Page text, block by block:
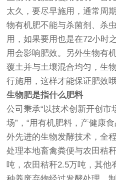
太久，要尽早施用，通常周
物有机肥不能与杀菌剂、杀
用，如果要用也是在72小时
用会影响肥效。另外生物有
覆土并与土壤混合均匀，生
行施用，这样才能保证肥效哦
生物肥是指什么肥料
公司秉承“以技术创新开创市
场”，“用有机肥料，产健康
外先进的生物发酵技术，全
处理本地畜禽粪便与农田秸
吨，农田秸秆2.5万吨，其他